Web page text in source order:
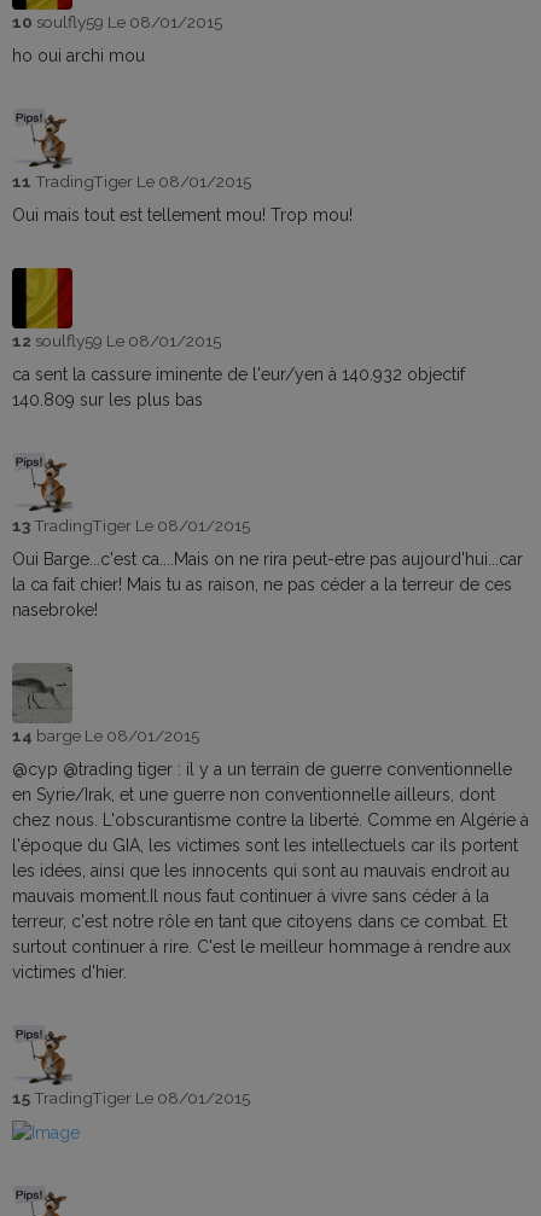
10 soulfly59 Le 08/01/2015
ho oui archi mou
11 TradingTiger Le 08/01/2015
Oui mais tout est tellement mou! Trop mou!
12 soulfly59 Le 08/01/2015
ca sent la cassure iminente de l'eur/yen à 140.932 objectif
140.809 sur les plus bas
13TradingTiger Le 08/01/2015
Oui Barge...c'est ca....Mais on ne rira peut-etre pas aujourd'hui...car
la ca fait chier! Mais tu as raison, ne pas céder a la terreur de ces
nasebroke!
14 barge Le 08/01/2015
@cyp @trading tiger : il y a un terrain de guerre conventionnelle
en Syrie/Irak, et une guerre non conventionnelle ailleurs, dont
chez nous. L'obscurantisme contre la liberté. Comme en Algérie à
l'époque du GIA, les victimes sont les intellectuels car ils portent
les idées, ainsi que les innocents qui sont au mauvais endroit au
mauvais moment.Il nous faut continuer à vivre sans céder à la
terreur, c'est notre rôle en tant que citoyens dans ce combat. Et
surtout continuer à rire. C'est le meilleur hommage à rendre aux
victimes d'hier.
15TradingTiger Le 08/01/2015